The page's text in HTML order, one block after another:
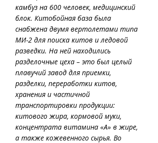
камбуз на 600 человек, медицинский
блок. Китобойная база была
снабжена двумя вертолетами типа
МИ-2 для поиска китов и ледовой
разведки. На ней находились
разделочные цеха – это был целый
плавучий завод для приемки,
разделки, переработки китов,
хранения и частичной
транспортировки продукции:
китового жира, кормовой муки,
концентрата витамина «А» в жире,
а также кожевенного сырья. Во